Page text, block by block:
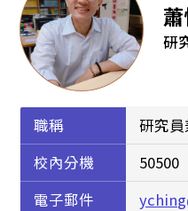
研
職稱
研究
校內分機
50500
電子郵件